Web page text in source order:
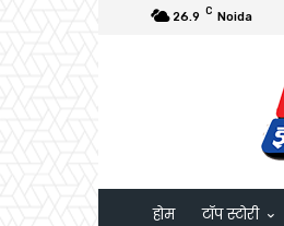
26.9 C Noida
होम टॉप स्टोरी